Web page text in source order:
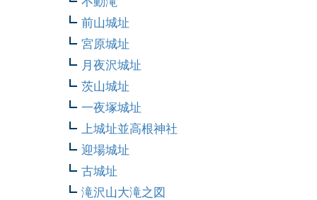
前山城址
宮原城址
月夜沢城址
茨山城址
一夜塚城址
上城址並高根神社
迎場城址
古城址
滝沢山大滝之図